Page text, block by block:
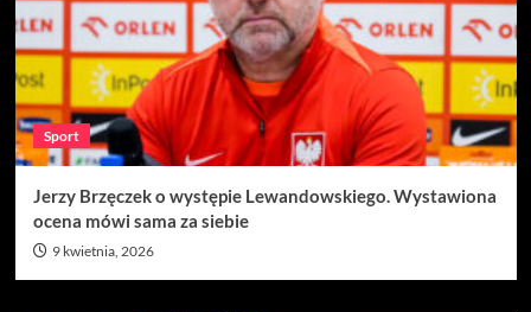
Sport
Jerzy Brzęczek o występie Lewandowskiego. Wystawiona
ocena mówi sama za siebie
9 kwietnia, 2026